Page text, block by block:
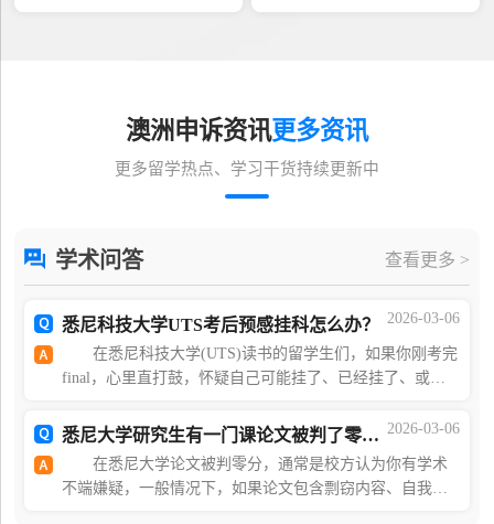
澳洲申诉资讯更多资讯
更多留学热点、学习干货持续更新中
学术问答 查看更多 >
2026-03-06
悉尼科技大学UTS考后预感挂科怎么办？
在悉尼科技大学(UTS)读书的留学生们，如果你刚考完
final，心里直打鼓，怀疑自己可能挂了、已经挂了、或者
可能还没挂!别急着自我放弃 UTS评分机制大2026-03-06
悉尼大学研究生有一门课论文被判了零分怎么办？
在悉尼大学论文被判零分，通常是校方认为你有学术
不端嫌疑，一般情况下，如果论文包含剽窃内容、自我剽